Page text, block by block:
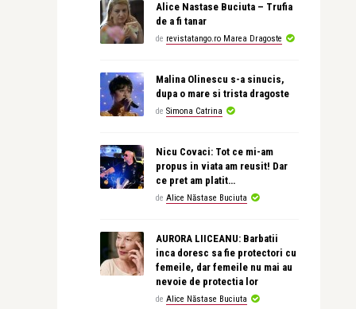
Alice Nastase Buciuta – Trufia
de a fi tanar
de revistatango.ro Marea Dragoste
Malina Olinescu s-a sinucis,
dupa o mare si trista dragoste
de Simona Catrina
Nicu Covaci: Tot ce mi-am
propus in viata am reusit! Dar
ce pret am platit…
de Alice Năstase Buciuta
AURORA LIICEANU: Barbatii
inca doresc sa fie protectori cu
femeile, dar femeile nu mai au
nevoie de protectia lor
de Alice Năstase Buciuta